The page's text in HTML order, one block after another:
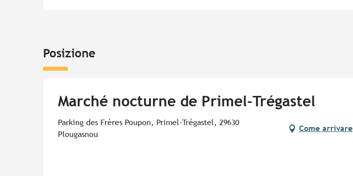
Posizione
Marché nocturne de Primel-Trégastel
Parking des Frères Poupon, Primel-Trégastel, 29630
Plougasnou
Come arrivare